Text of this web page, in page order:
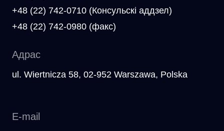
+48 (22) 742-0710 (Консульскі аддзел)
+48 (22) 742-0980 (факс)
Адрас
ul. Wiertnicza 58, 02-952 Warszawa, Polska
E-mail